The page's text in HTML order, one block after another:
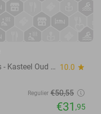
Restaurant Het Koetshuis - Kasteel Oud Poelgeest 10.0 star
Regulier €50,55
€31 ,95